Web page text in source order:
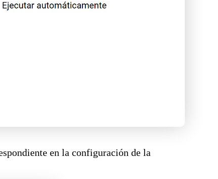
en la configuración de la